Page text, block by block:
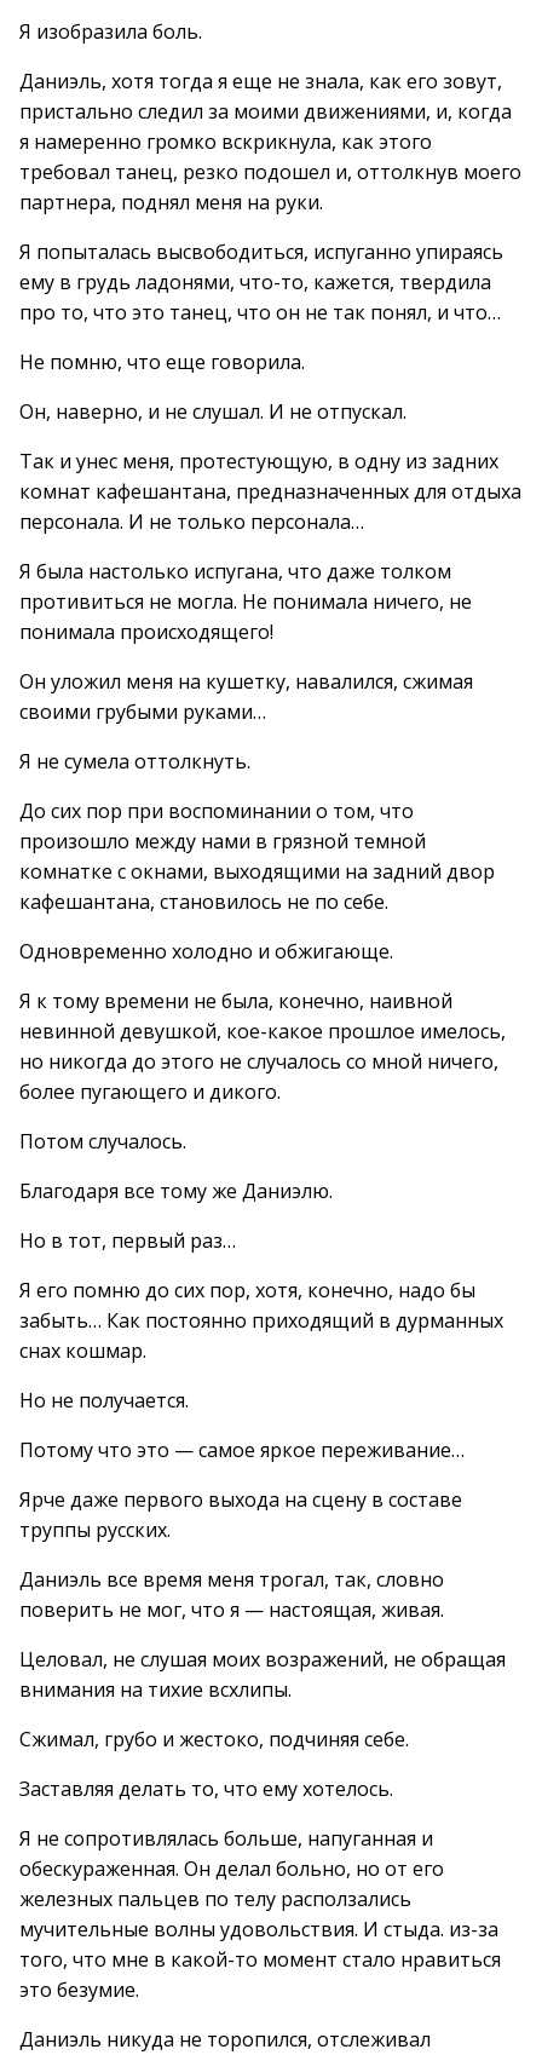
Я изобразила боль.
Даниэль, хотя тогда я еще не знала, как его зовут,
пристально следил за моими движениями, и, когда
я намеренно громко вскрикнула, как этого
требовал танец, резко подошел и, оттолкнув моего
партнера, поднял меня на руки.
Я попыталась высвободиться, испуганно упираясь
ему в грудь ладонями, что-то, кажется, твердила
про то, что это танец, что он не так понял, и что…
Не помню, что еще говорила.
Он, наверно, и не слушал. И не отпускал.
Так и унес меня, протестующую, в одну из задних
комнат кафешантана, предназначенных для отдыха
персонала. И не только персонала…
Я была настолько испугана, что даже толком
противиться не могла. Не понимала ничего, не
понимала происходящего!
Он уложил меня на кушетку, навалился, сжимая
своими грубыми руками…
Я не сумела оттолкнуть.
До сих пор при воспоминании о том, что
произошло между нами в грязной темной
комнатке с окнами, выходящими на задний двор
кафешантана, становилось не по себе.
Одновременно холодно и обжигающе.
Я к тому времени не была, конечно, наивной
невинной девушкой, кое-какое прошлое имелось,
но никогда до этого не случалось со мной ничего,
более пугающего и дикого.
Потом случалось.
Благодаря все тому же Даниэлю.
Но в тот, первый раз…
Я его помню до сих пор, хотя, конечно, надо бы
забыть… Как постоянно приходящий в дурманных
снах кошмар.
Но не получается.
Потому что это — самое яркое переживание…
Ярче даже первого выхода на сцену в составе
труппы русских.
Даниэль все время меня трогал, так, словно
поверить не мог, что я — настоящая, живая.
Целовал, не слушая моих возражений, не обращая
внимания на тихие всхлипы.
Сжимал, грубо и жестоко, подчиняя себе.
Заставляя делать то, что ему хотелось.
Я не сопротивлялась больше, напуганная и
обескураженная. Он делал больно, но от его
железных пальцев по телу расползались
мучительные волны удовольствия. И стыда. из-за
того, что мне в какой-то момент стало нравиться
это безумие.
Даниэль никуда не торопился, отслеживал